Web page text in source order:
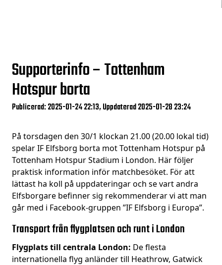
Supporterinfo – Tottenham
Hotspur borta
Publicerad: 2025-01-24 22:13, Uppdaterad 2025-01-28 23:24
På torsdagen den 30/1 klockan 21.00 (20.00 lokal tid)
spelar IF Elfsborg borta mot Tottenham Hotspur på
Tottenham Hotspur Stadium i London. Här följer
praktisk information inför matchbesöket. För att
lättast ha koll på uppdateringar och se vart andra
Elfsborgare befinner sig rekommenderar vi att man
går med i Facebook-gruppen ”IF Elfsborg i Europa”.
Transport från flygplatsen och runt i London
Flygplats till centrala London: De flesta
internationella flyg anländer till Heathrow, Gatwick